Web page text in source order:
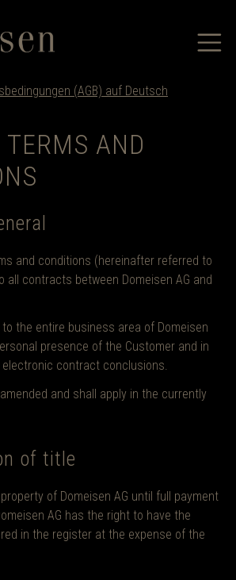
(AGB) auf Deutsch
TERMS AND
and conditions (hereinafter referred to
all contracts between Domeisen AG and
to the entire business area of Domeisen
presence of the Customer and in
contract conclusions.
and shall apply in the currently
of title
of Domeisen AG until full payment
AG has the right to have the
in the register at the expense of the